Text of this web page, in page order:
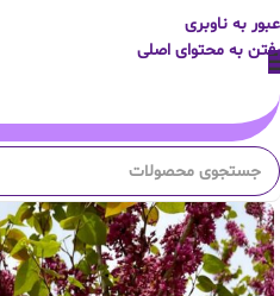
عبور به ناوبری
رفتن به محتوای اصلی